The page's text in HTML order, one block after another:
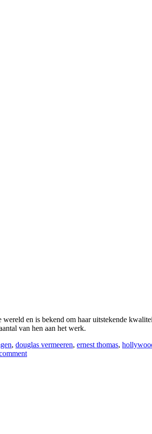
en is bekend om haar uitstekende
van hen aan het werk.
, douglas vermeeren, ernest thomas,